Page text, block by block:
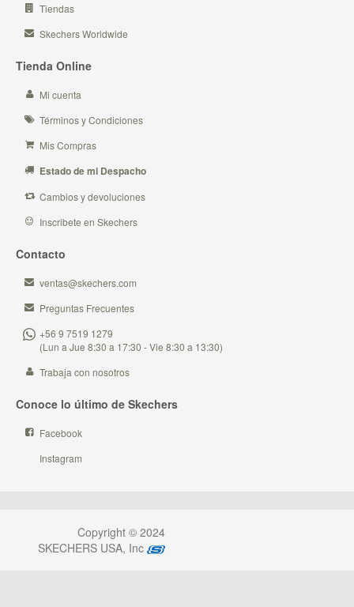
Tiendas
Skechers Worldwide
Tienda Online
Mi cuenta
Términos y Condiciones
Mis Compras
Estado de mi Despacho
Cambios y devoluciones
Inscribete en Skechers
Contacto
ventas@skechers.com
Preguntas Frecuentes
+56 9 7519 1279
(Lun a Jue 8:30 a 17:30 - Vie 8:30 a 13:30)
Trabaja con nosotros
Conoce lo último de Skechers
Facebook
Instagram
Copyright © 2024
SKECHERS USA, Inc